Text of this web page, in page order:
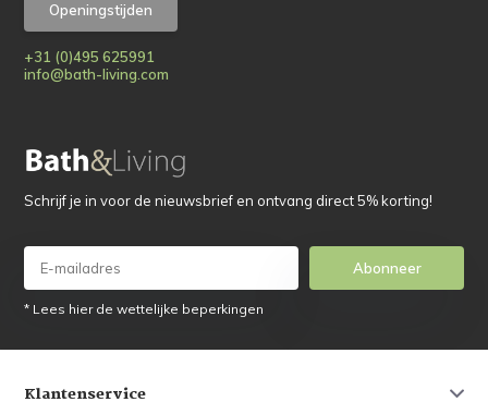
Openingstijden
+31 (0)495 625991
info@bath-living.com
Schrijf je in voor de nieuwsbrief en ontvang direct 5% korting!
Abonneer
* Lees hier de wettelijke beperkingen
Klantenservice